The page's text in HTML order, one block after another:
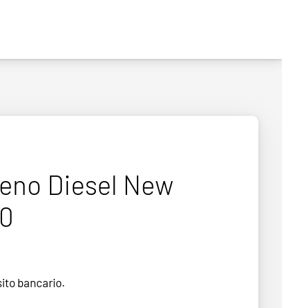
Diesel New
bancario.